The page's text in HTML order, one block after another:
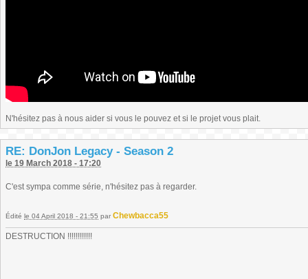
N'hésitez pas à nous aider si vous le pouvez et si le projet vous plait.
RE: DonJon Legacy - Season 2
le 19 March 2018 - 17:20
C'est sympa comme série, n'hésitez pas à regarder.
Édité le 04 April 2018 - 21:55 par Chewbacca55
DESTRUCTION !!!!!!!!!!!!